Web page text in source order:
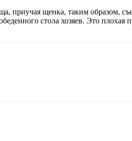
приучая щенка, таким образом,
стола хозяев. Это